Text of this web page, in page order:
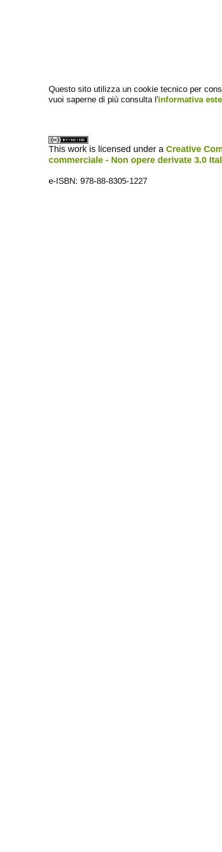
Questo sito utilizza un cookie tecnico per
vuoi saperne di più consulta l'informativa
This work is licensed under a Creative
commerciale - Non opere derivate 3.0
e-ISBN: 978-88-8305-1227